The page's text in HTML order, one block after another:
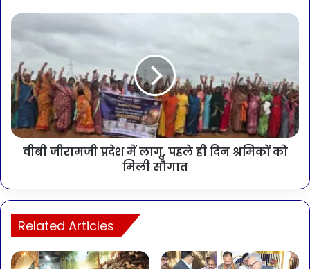
वीबी जीरामजी प्रदेश में लागू, पहले ही दिन श्रमिकों को
मिली सौगात
Related Articles